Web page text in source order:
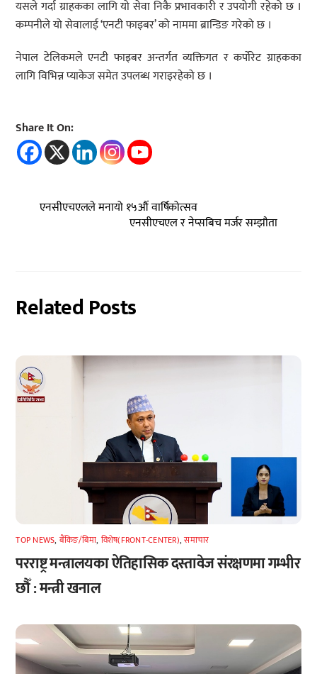
यसले गर्दा ग्राहकका लागि यो सेवा निकै प्रभावकारी र उपयोगी रहेको छ ।
कम्पनीले यो सेवालाई ‘एनटी फाइबर’ को नाममा ब्रान्डिङ गरेको छ ।
नेपाल टेलिकमले एनटी फाइबर अन्तर्गत व्यक्तिगत र कर्पोरेट ग्राहकका
लागि विभिन्न प्याकेज समेत उपलब्ध गराइरहेको छ ।
Share It On:
एनसीएचएलले मनायो १५औं वार्षिकोत्सव
एनसीएचएल र नेप्सबिच मर्जर सम्झौता
Related Posts
TOP NEWS, बैंकिङ/बिमा, विशेष(FRONT-CENTER),समाचार
परराष्ट्र मन्त्रालयका ऐतिहासिक दस्तावेज संरक्षणमा गम्भीर
छौँ : मन्त्री खनाल